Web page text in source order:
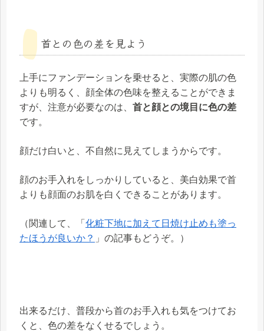
首との色の差を見よう
上手にファンデーションを乗せると、実際の肌の色
よりも明るく、顔全体の色味を整えることができま
すが、注意が必要なのは、 首と顔との境目に色の差
です。
顔だけ白いと、不自然に見えてしまうからです。
顔のお手入れをしっかりしていると、美白効果で首
よりも顔面のお肌を白くできることがあります。
（関連して、「 化粧下地に加えて日焼け止めも塗っ
たほうが良いか？ 」の記事もどうぞ。）
出来るだけ、普段から首のお手入れも気をつけてお
くと、色の差をなくせるでしょう。